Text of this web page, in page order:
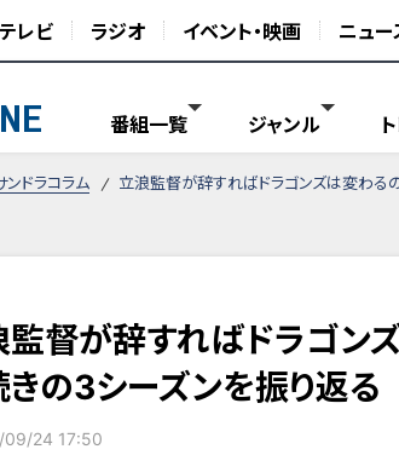
テレビ ラジオ イベント・映画 ニュー
番組一覧 ジャンル
ンドラコラム 立浪監督が辞すればドラゴンズは変わる
監督が辞すればドラゴン
の3シーズンを振り返る
09/24 17:50